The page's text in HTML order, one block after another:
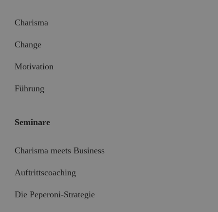
Charisma
Change
Motivation
Führung
Seminare
Charisma meets Business
Auftrittscoaching
Die Peperoni-Strategie